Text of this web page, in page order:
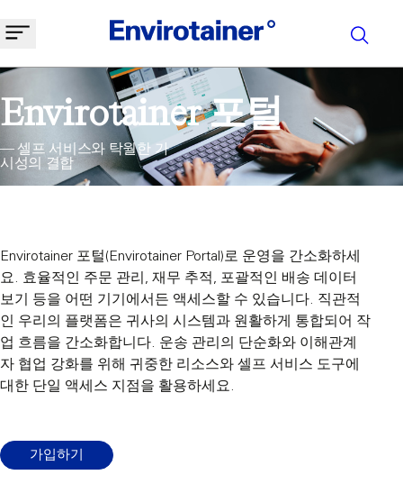
Envirotainer 포털
— 셀프 서비스와 탁월한 가
시성의 결합
Envirotainer 포털(Envirotainer Portal)로 운영을 간소화하세
요. 효율적인 주문 관리, 재무 추적, 포괄적인 배송 데이터
보기 등을 어떤 기기에서든 액세스할 수 있습니다. 직관적
인 우리의 플랫폼은 귀사의 시스템과 원활하게 통합되어 작
업 흐름을 간소화합니다. 운송 관리의 단순화와 이해관계
자 협업 강화를 위해 귀중한 리소스와 셀프 서비스 도구에
대한 단일 액세스 지점을 활용하세요.
가입하기